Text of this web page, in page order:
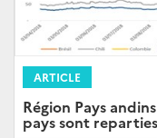
ARTICLE
Région Pays
pays sont